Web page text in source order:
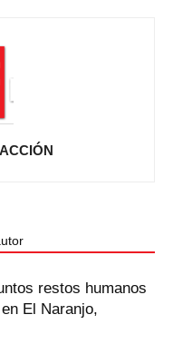
restos humanos
El Naranjo,